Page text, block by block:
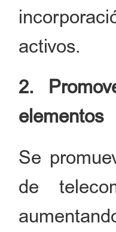
activos.
2.
elementos
Se
de